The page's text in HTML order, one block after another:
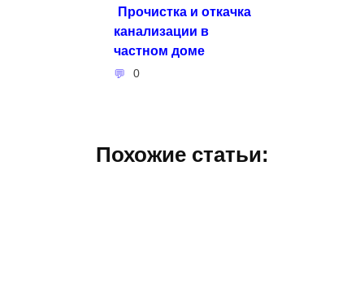
Прочистка и откачка
канализации в
частном доме
0
Похожие статьи: